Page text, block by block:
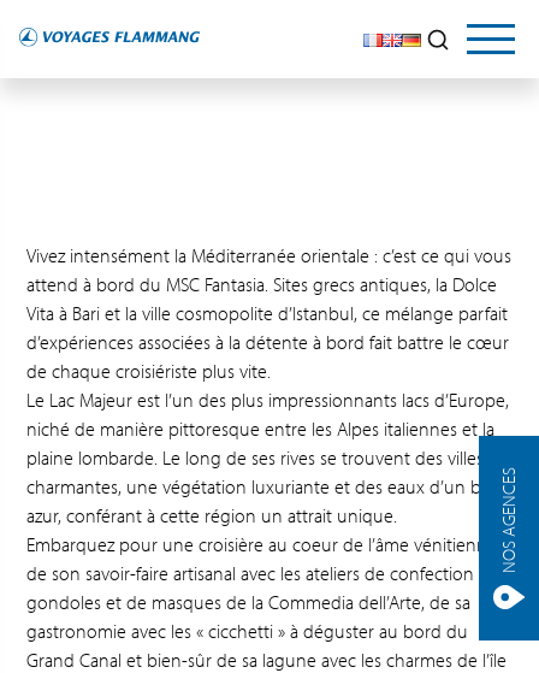
NOS AGENCES
Vivez intensément la Méditerranée orientale : c’est ce qui vous
attend à bord du MSC Fantasia. Sites grecs antiques, la Dolce
Vita à Bari et la ville cosmopolite d’Istanbul, ce mélange parfait
d’expériences associées à la détente à bord fait battre le cœur
de chaque croisiériste plus vite.
Le Lac Majeur est l’un des plus impressionnants lacs d’Europe,
niché de manière pittoresque entre les Alpes italiennes et la
plaine lombarde. Le long de ses rives se trouvent des villes
charmantes, une végétation luxuriante et des eaux d’un bleu
azur, conférant à cette région un attrait unique.
Embarquez pour une croisière au coeur de l’âme vénitienne,
de son savoir-faire artisanal avec les ateliers de confection de
gondoles et de masques de la Commedia dell’Arte, de sa
gastronomie avec les « cicchetti » à déguster au bord du
Grand Canal et bien-sûr de sa lagune avec les charmes de l’île